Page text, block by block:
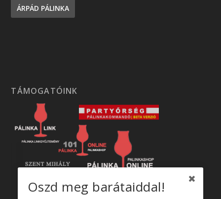
ÁRPÁD PÁLINKA
TÁMOGATÓINK
Oszd meg barátaiddal!